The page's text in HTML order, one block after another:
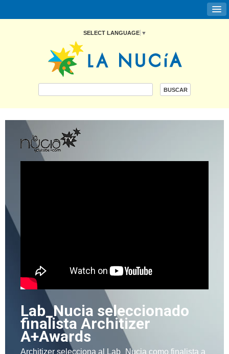
SELECT LANGUAGE ▼
Lab_Nucia seleccionado
finalista Architizer
A+Awards
Architizer selecciona al Lab_Nucia como finalista a